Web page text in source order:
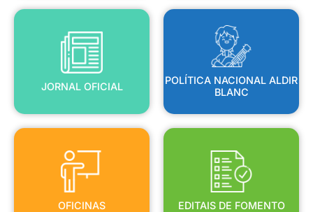
JORNAL OFICIAL
JORNAL OFICIAL
POLÍTICA NACIONAL ALDIR
BLANC
POLÍTICA NACIONAL ALDIR
BLANC
OFICINAS
OFICINAS
EDITAIS DE FOMENTO
EDITAIS DE FOMENTO